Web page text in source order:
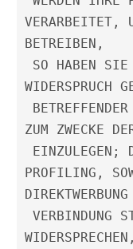
VERARBEITET,
BETREIBEN,
WIDERSPRUCH
ZUM ZWECKE
PROFILING,